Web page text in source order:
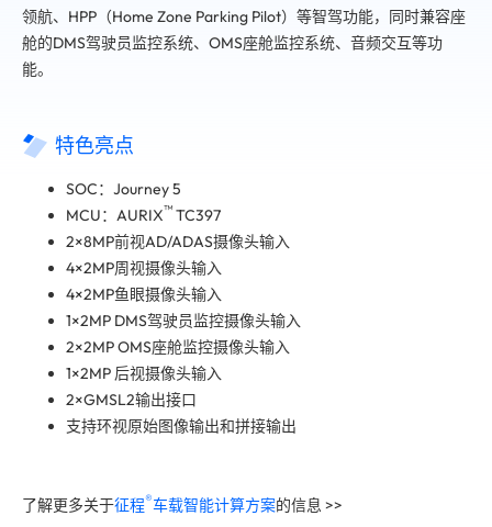
领航、HPP（Home Zone Parking Pilot）等智驾功能，同时兼容座
舱的DMS驾驶员监控系统、OMS座舱监控系统、音频交互等功
能。
特色亮点
SOC：Journey 5
MCU：AURIX™ TC397
2×8MP前视AD/ADAS摄像头输入
4×2MP周视摄像头输入
4×2MP鱼眼摄像头输入
1×2MP DMS驾驶员监控摄像头输入
2×2MP OMS座舱监控摄像头输入
1×2MP 后视摄像头输入
2×GMSL2输出接口
支持环视原始图像输出和拼接输出
了解更多关于征程®️车载智能计算方案的信息 >>